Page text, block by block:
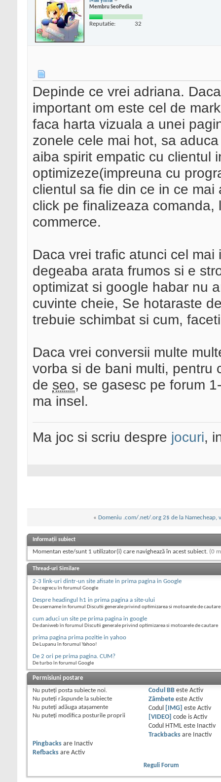
Membru SeoPedia
Reputatie: 32
Depinde ce vrei adriana.
important om este cel de
faca harta vizuala a unei
zonele cele mai hot, sa
aiba spirit empatic cu clientul
optimizeze(impreuna cu
clientul sa fie din ce in ce
click pe finalizeaza
commerce.
Daca vrei trafic atunci cel
degeaba arata frumos si e
optimizat si google habar nu
cuvinte cheie, Se hotaraste
trebuie schimbat si cum,
Daca vrei conversii multe
vorba si de bani multi, pentru
de seo, se gasesc pe forum
ma insel.
Ma joc si scriu despre jocuri,
« Domeniu .com/.net/.org 2$ de la Namecheap,
Informații subiect
Momentan este/sunt 1 utilizator(i) care navighează în acest subiect. (0
Thread-uri Similare
2-3 link-uri dintr-un site afisate in prima pagina in Google
De cegrecu în forumul Google
Despre headingul h1 in prima pagina a site-ului
De username în forumul Discutii generale privind optimizarea si motoarele de cautare
cum aduci un site pe prima pagina in google
De daniweb în forumul Discutii generale privind optimizarea si motoarele de cautare
prima pagina prima pozitie in yahoo
De Lupanu în forumul Yahoo!
De 2 ori pe prima pagina. CUM?
De turbo în forumul Google
Permisiuni postare
Nu puteţi posta subiecte noi.
Nu puteţi răspunde la subiecte
Nu puteţi adăuga ataşamente
Nu puteţi modifica posturile proprii
Codul BBeste Activ
Zâmbeteeste Activ
Codul
[IMG] este Activ
[VIDEO] code is Activ
Codul HTML este
Inactiv
Trackbacksare
Inactiv
Pingbacks are
Inactiv
Refbacks are Activ
Reguli Forum